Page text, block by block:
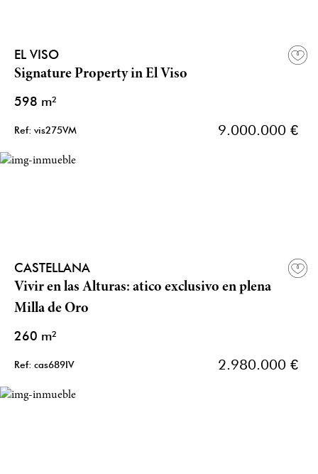
EL VISO
Signature Property in El Viso
598 m²
Ref: vis275VM 9.000.000 €
CASTELLANA
Vivir en las Alturas: atico exclusivo en plena
Milla de Oro
260 m²
Ref: cas689IV 2.980.000 €